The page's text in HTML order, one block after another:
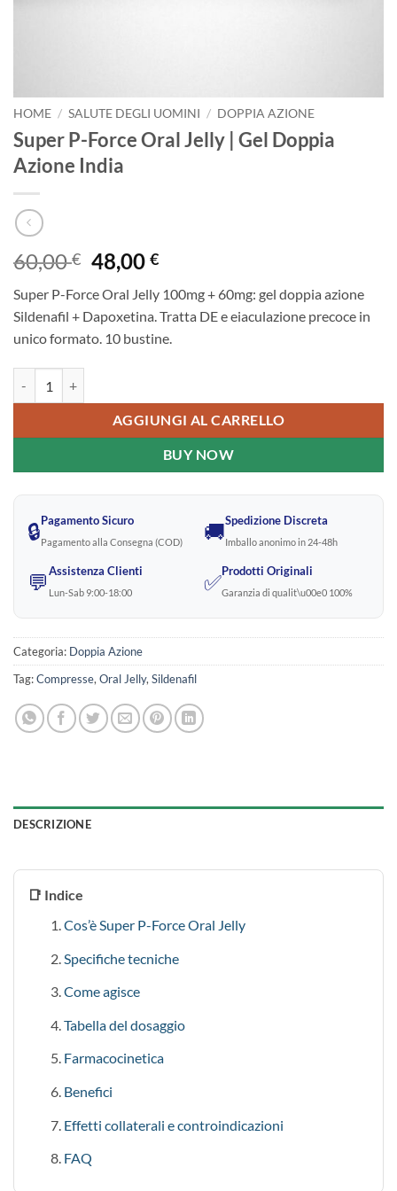
HOME / SALUTE DEGLI UOMINI / DOPPIA AZIONE
Super P-Force Oral Jelly | Gel Doppia
Azione India
60,00€ Il
prezzo
originale
era:
60,00 €.
48,00€Il
attuale
è:
48,00 €.
Super P-Force Oral Jelly 100mg + 60mg: gel doppia azione
Sildenafil + Dapoxetina. Tratta DE e eiaculazione precoce in
unico formato. 10 bustine.
AGGIUNGI AL CARRELLO
BUY NOW
🔒Pagamento Sicuro
Pagamento alla Consegna (COD) 🚚Spedizione Discreta
Imballo anonimo in 24-48h
💬Assistenza Clienti
Lun-Sab 9:00-18:00 ✅Prodotti Originali
Garanzia di qualit\u00e0 100%
Categoria: Doppia Azione
Tag:Compresse, Oral Jelly, Sildenafil
DESCRIZIONE
📑 Indice
Cos’è Super P-Force Oral Jelly
Specifiche tecniche
Come agisce
Tabella del dosaggio
Farmacocinetica
Benefici
Effetti collaterali e controindicazioni
FAQ